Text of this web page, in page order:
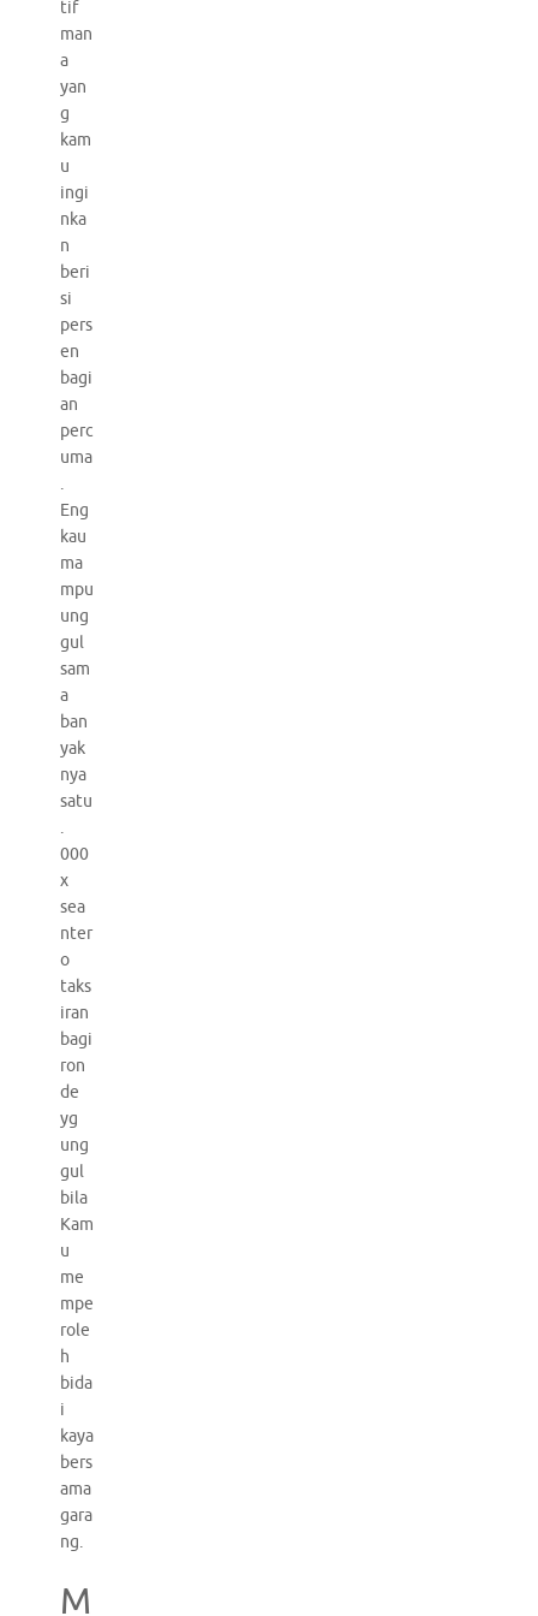
tif
man
a
yan
g
kam
u
ingi
nka
n
beri
si
pers
en
bagi
an
perc
uma
.
Eng
kau
ma
mpu
ung
gul
sam
a
ban
yak
nya
satu
.
000
x
sea
nter
o
taks
iran
bagi
ron
de
yg
ung
gul
bila
Kam
u
me
mpe
role
h
bida
i
kaya
bers
ama
gara
ng.
M